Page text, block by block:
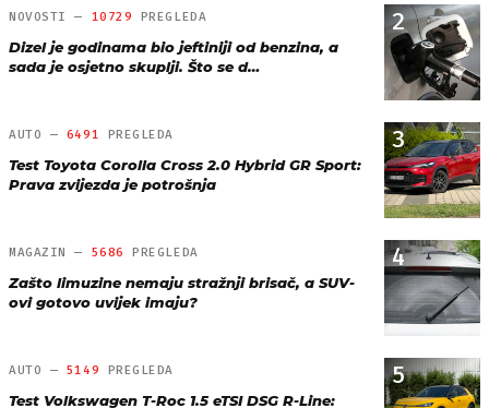
2
NOVOSTI — 10729 PREGLEDA
Dizel je godinama bio jeftiniji od benzina, a
sada je osjetno skuplji. Što se d…
3
AUTO — 6491 PREGLEDA
Test Toyota Corolla Cross 2.0 Hybrid GR Sport:
Prava zvijezda je potrošnja
4
MAGAZIN — 5686 PREGLEDA
Zašto limuzine nemaju stražnji brisač, a SUV-
ovi gotovo uvijek imaju?
5
AUTO — 5149 PREGLEDA
Test Volkswagen T-Roc 1.5 eTSI DSG R-Line: